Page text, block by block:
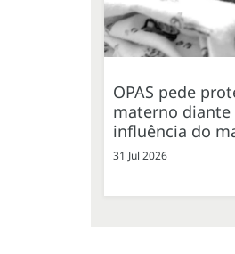
OPAS pede
materno diante
influência do
31 Jul 2026